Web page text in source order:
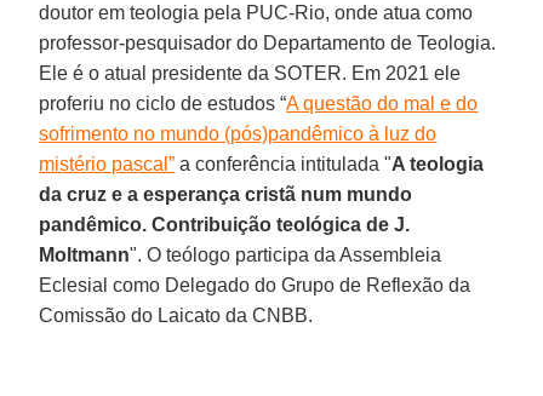
doutor em teologia pela PUC-Rio, onde atua como
professor-pesquisador do Departamento de Teologia.
Ele é o atual presidente da SOTER. Em 2021 ele
proferiu no ciclo de estudos “A questão do mal e do
sofrimento no mundo (pós)pandêmico à luz do
mistério pascal” a conferência intitulada "A teologia
da cruz e a esperança cristã num mundo
pandêmico. Contribuição teológica de J.
Moltmann". O teólogo participa da Assembleia
Eclesial como Delegado do Grupo de Reflexão da
Comissão do Laicato da CNBB.